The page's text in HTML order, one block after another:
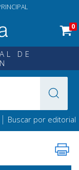
0
DE
| Buscar por editorial